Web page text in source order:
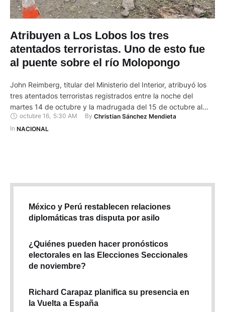
Atribuyen a Los Lobos los tres
atentados terroristas. Uno de esto fue
al puente sobre el río Molopongo
John Reimberg, titular del Ministerio del Interior, atribuyó los
tres atentados terroristas registrados entre la noche del
martes 14 de octubre y la madrugada del 15 de octubre al
Grupo de Delincuencia Organizada (GDO) Los Lobos. Según
el ministro, los ataques fueron una represalia por la
octubre 16, 5:30 AM By Christian Sánchez Mendieta
In NACIONAL
México y Perú restablecen relaciones
diplomáticas tras disputa por asilo
¿Quiénes pueden hacer pronósticos
electorales en las Elecciones Seccionales
de noviembre?
Richard Carapaz planifica su presencia en
la Vuelta a España